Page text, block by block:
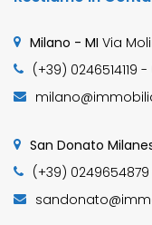
Milano - MI Via
(+39) 0246514119
San Donato
(+39)